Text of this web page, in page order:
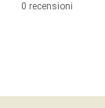
0 recensioni